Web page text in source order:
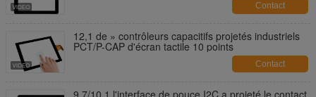
Contact
12,1 de » contrôleurs capacitifs projetés industriels
PCT/P-CAP d'écran tactile 10 points
Contact
9,7/10,1 l'interface de pouce I2C a projeté le contact